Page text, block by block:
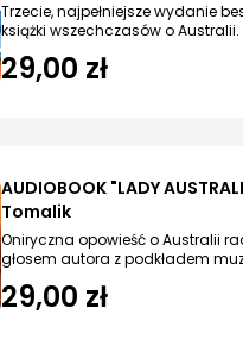
Trzecie, najpełniejsze wydanie
książki wszechczasów o Australii.
29,00 zł
AUDIOBOOK "LADY
Tomalik
Oniryczna opowieść o Australii
głosem autora z podkładem
29,00 zł